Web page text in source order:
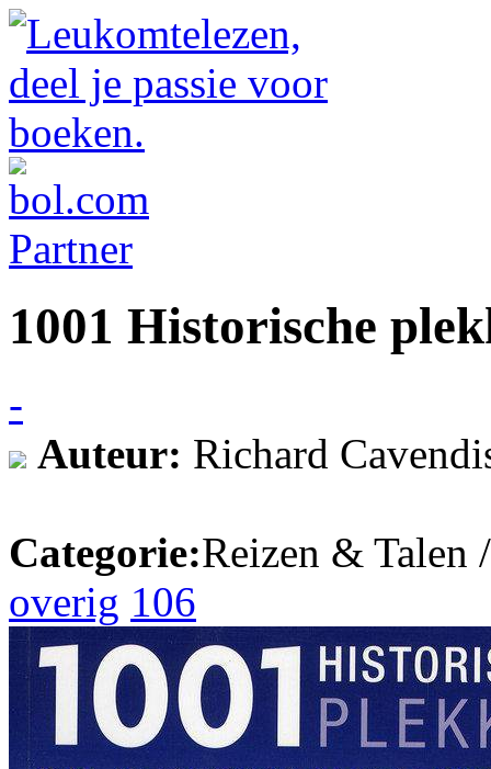
1001 Historische
-
Auteur: Richard
Categorie:Reizen & Talen
overig 106